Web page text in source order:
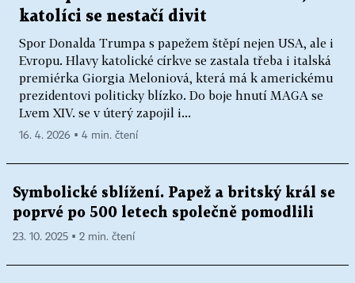
katolíci se nestačí divit
Spor Donalda Trumpa s papežem štěpí nejen USA, ale i
Evropu. Hlavy katolické církve se zastala třeba i italská
premiérka Giorgia Meloniová, která má k americkému
prezidentovi politicky blízko. Do boje hnutí MAGA se
Lvem XIV. se v úterý zapojil i...
16. 4. 2026 ▪ 4 min. čtení
Symbolické sblížení. Papež a britský král se
poprvé po 500 letech společně pomodlili
23. 10. 2025 ▪ 2 min. čtení